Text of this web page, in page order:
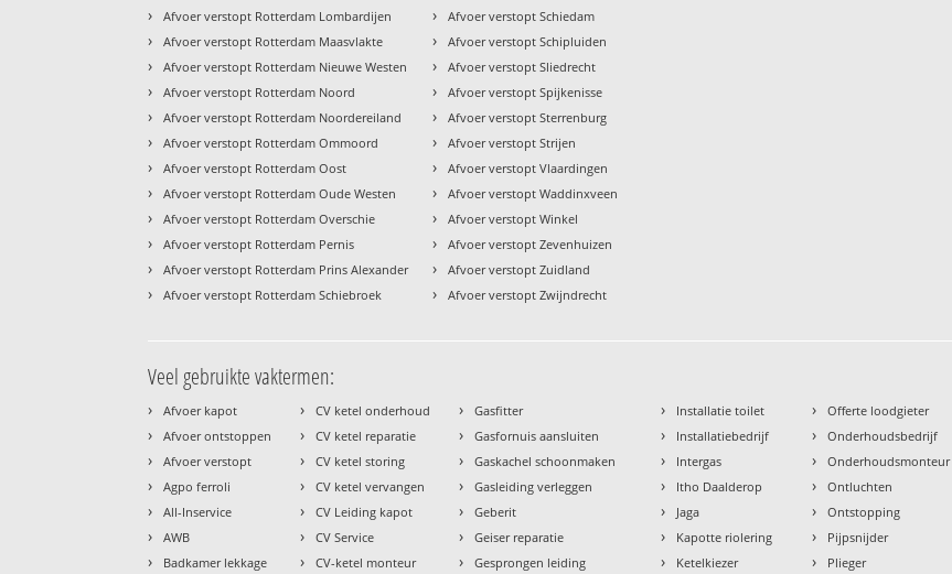
› Afvoer verstopt Rotterdam Lombardijen
› Afvoer verstopt Rotterdam Maasvlakte
› Afvoer verstopt Rotterdam Nieuwe Westen
› Afvoer verstopt Rotterdam Noord
› Afvoer verstopt Rotterdam Noordereiland
› Afvoer verstopt Rotterdam Ommoord
› Afvoer verstopt Rotterdam Oost
› Afvoer verstopt Rotterdam Oude Westen
› Afvoer verstopt Rotterdam Overschie
› Afvoer verstopt Rotterdam Pernis
› Afvoer verstopt Rotterdam Prins Alexander
› Afvoer verstopt Rotterdam Schiebroek
› Afvoer verstopt Schiedam
› Afvoer verstopt Schipluiden
› Afvoer verstopt Sliedrecht
› Afvoer verstopt Spijkenisse
› Afvoer verstopt Sterrenburg
› Afvoer verstopt Strijen
› Afvoer verstopt Vlaardingen
› Afvoer verstopt Waddinxveen
› Afvoer verstopt Winkel
› Afvoer verstopt Zevenhuizen
› Afvoer verstopt Zuidland
› Afvoer verstopt Zwijndrecht
Veel gebruikte vaktermen:
› Afvoer kapot
› Afvoer ontstoppen
› Afvoer verstopt
› Agpo ferroli
› All-Inservice
› AWB
› Badkamer lekkage
› CV ketel onderhoud
› CV ketel reparatie
› CV ketel storing
› CV ketel vervangen
› CV Leiding kapot
› CV Service
› CV-ketel monteur
› Gasfitter
› Gasfornuis aansluiten
› Gaskachel schoonmaken
› Gasleiding verleggen
› Geberit
› Geiser reparatie
› Gesprongen leiding
› Installatie toilet
› Installatiebedrijf
› Intergas
› Itho Daalderop
› Jaga
› Kapotte riolering
› Ketelkiezer
› Offerte loodgieter
› Onderhoudsbedrijf
› Onderhoudsmonteur
› Ontluchten
› Ontstopping
› Pijpsnijder
› Plieger